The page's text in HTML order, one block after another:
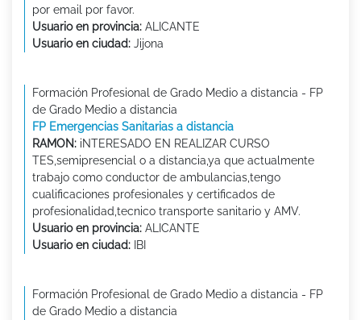
por email por favor.
Usuario en provincia: ALICANTE
Usuario en ciudad: Jijona
Formación Profesional de Grado Medio a distancia - FP
de Grado Medio a distancia
FP Emergencias Sanitarias a distancia
RAMON: iNTERESADO EN REALIZAR CURSO
TES,semipresencial o a distancia,ya que actualmente
trabajo como conductor de ambulancias,tengo
cualificaciones profesionales y certificados de
profesionalidad,tecnico transporte sanitario y AMV.
Usuario en provincia: ALICANTE
Usuario en ciudad: IBI
Formación Profesional de Grado Medio a distancia - FP
de Grado Medio a distancia